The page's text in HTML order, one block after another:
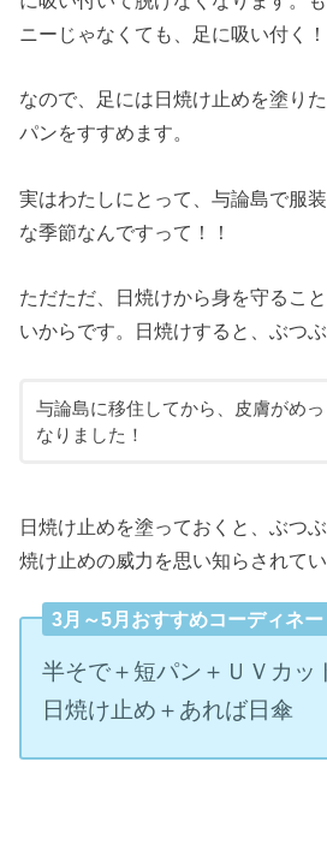
ニーじゃなくても、足に吸い付く！
なので、足には日焼け止めを塗り
パンをすすめます。
実はわたしにとって、与論島で服
な季節なんですって！！
ただただ、日焼けから身を守るこ
いからです。日焼けすると、ぶつ
与論島に移住してから、皮膚がめっ
なりました！
日焼け止めを塗っておくと、ぶつ
焼け止めの威力を思い知らされてい
3月～5月おすすめコーディネー
半そで＋短パン＋ＵＶカッ
日焼け止め＋あれば日傘